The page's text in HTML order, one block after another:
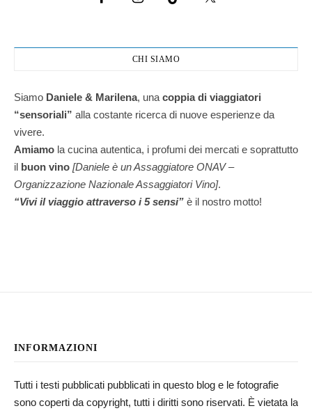
CHI SIAMO
Siamo Daniele & Marilena, una coppia di viaggiatori
“sensoriali” alla costante ricerca di nuove esperienze da
vivere.
Amiamo la cucina autentica, i profumi dei mercati e soprattutto
il buon vino [Daniele è un Assaggiatore ONAV –
Organizzazione Nazionale Assaggiatori Vino].
“Vivi il viaggio attraverso i 5 sensi” è il nostro motto!
INFORMAZIONI
Tutti i testi pubblicati pubblicati in questo blog e le fotografie
sono coperti da copyright, tutti i diritti sono riservati. È vietata la